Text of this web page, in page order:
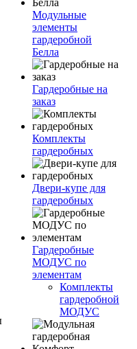
Модульные
элементы
гардеробной
Белла
Гардеробные на
заказ
Комплекты
гардеробных
Двери-купе для
гардеробных
Гардеробные
МОДУС по
элементам
Комплекты
гардеробной
МОДУС